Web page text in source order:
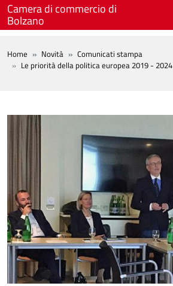
Salta al contenuto principale
Camera di commercio di
Bolzano
BREADCRUMB
Home Novità
Comunicati stampa
Le priorità della politica europea 2019 - 2024